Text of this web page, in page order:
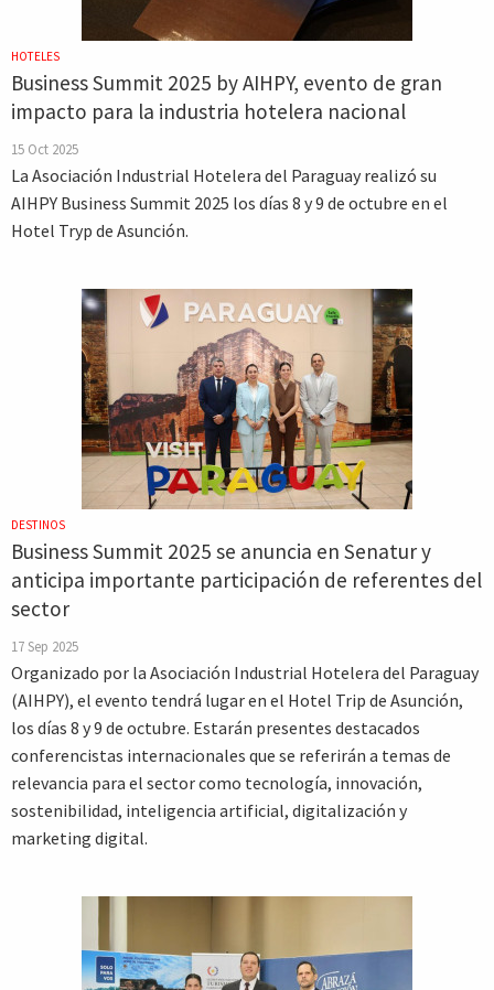
HOTELES
Business Summit 2025 by AIHPY, evento de gran
impacto para la industria hotelera nacional
15 Oct 2025
La Asociación Industrial Hotelera del Paraguay realizó su
AIHPY Business Summit 2025 los días 8 y 9 de octubre en el
Hotel Tryp de Asunción.
DESTINOS
Business Summit 2025 se anuncia en Senatur y
anticipa importante participación de referentes del
sector
17 Sep 2025
Organizado por la Asociación Industrial Hotelera del Paraguay
(AIHPY), el evento tendrá lugar en el Hotel Trip de Asunción,
los días 8 y 9 de octubre. Estarán presentes destacados
conferencistas internacionales que se referirán a temas de
relevancia para el sector como tecnología, innovación,
sostenibilidad, inteligencia artificial, digitalización y
marketing digital.